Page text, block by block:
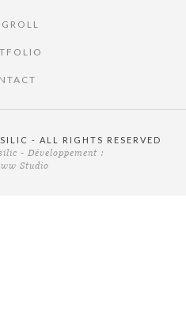
- ALL RIGHTS RESERVED
- Développement :
Studio